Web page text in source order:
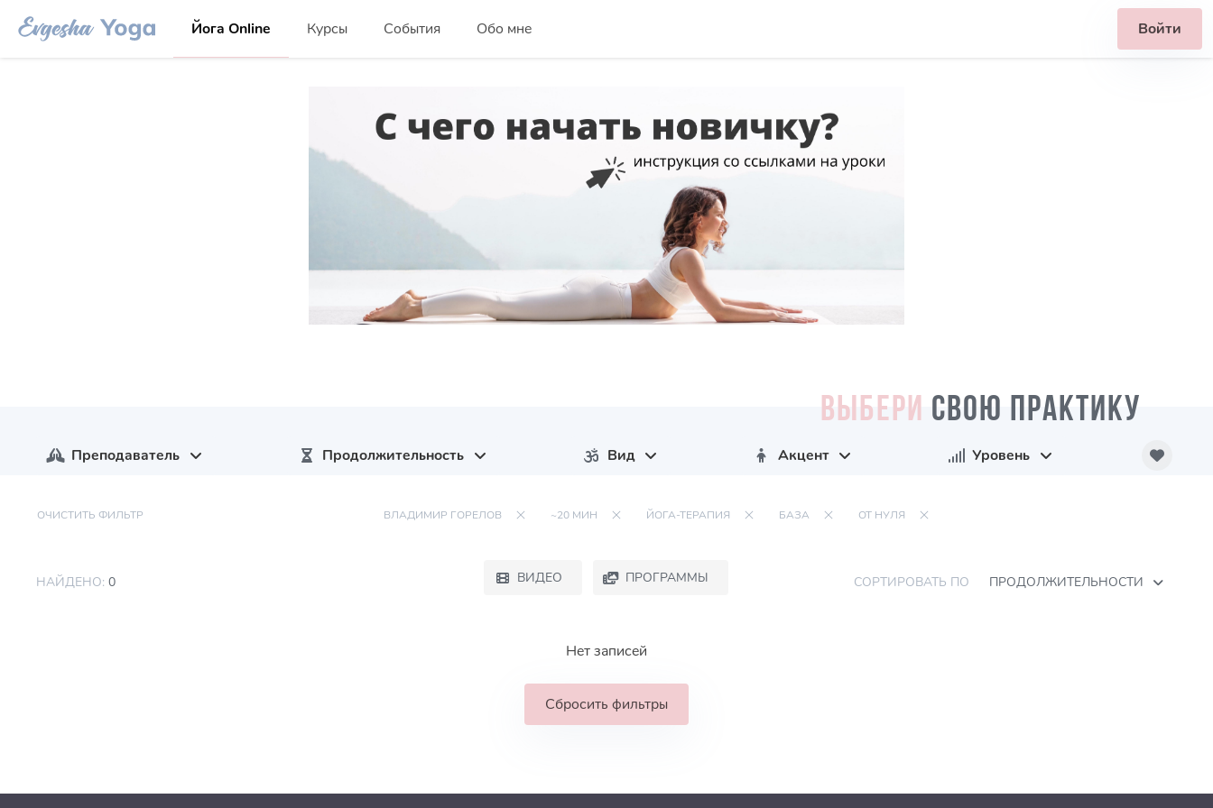
Йога Online Курсы События Обо мне Войти
ВЫБЕРИ СВОЮ ПРАКТИКУ
Преподаватель Продолжительность Вид Акцент Уровень
ОЧИСТИТЬ ФИЛЬТР ВЛАДИМИР ГОРЕЛОВ ~20 МИН ЙОГА-ТЕРАПИЯ БАЗА ОТ НУЛЯ
НАЙДЕНО: 0 ВИДЕО ПРОГРАММЫ СОРТИРОВАТЬ ПО ПРОДОЛЖИТЕЛЬНОСТИ
Нет записей
Сбросить фильтры